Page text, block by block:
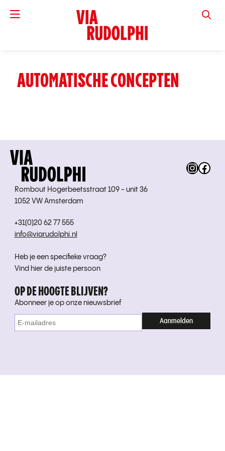
VIA
AUTOMATISCHE CONCEPTEN
Rombout Hogerbeetsstraat 109 - unit 36
1052 VW Amsterdam
+31(0)20 62 77 555
info@viarudolphi.nl
Heb je een specifieke vraag?
Vind hier de juiste persoon
OP DE HOOGTE BLIJVEN?
Abonneer je op onze nieuwsbrief